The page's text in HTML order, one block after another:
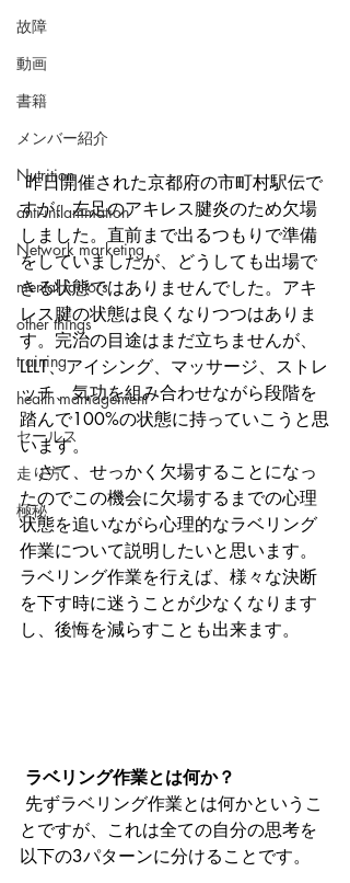
故障
動画
書籍
メンバー紹介
Nutrition
anti-inflammation
Network marketing
mental factors
other things
training
health mamagement
セールス
走り方
極秘
昨日開催された京都府の市町村駅伝で
すが、左足のアキレス腱炎のため欠場
しました。直前まで出るつもりで準備
をしていましたが、どうしても出場で
きる状態ではありませんでした。アキ
レス腱の状態は良くなりつつはありま
す。完治の目途はまだ立ちませんが、
LLLT、アイシング、マッサージ、ストレ
ッチ、気功を組み合わせながら段階を
踏んで100%の状態に持っていこうと思
います。
さて、せっかく欠場することになっ
たのでこの機会に欠場するまでの心理
状態を追いながら心理的なラベリング
作業について説明したいと思います。
ラベリング作業を行えば、様々な決断
を下す時に迷うことが少なくなります
し、後悔を減らすことも出来ます。
ラベリング作業とは何か？
とですが、これは全ての自分の思考を
以下の3パターンに分けることです。